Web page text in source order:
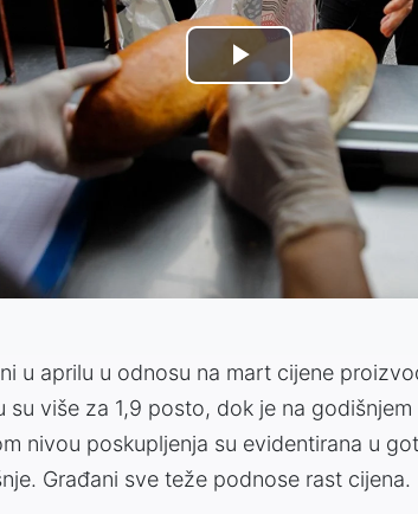
Play
Video
u aprilu u odnosu na mart cijene
su više za 1,9 posto, dok je na
nivou poskupljenja su evidentirana u
Građani sve teže podnose rast cijena.